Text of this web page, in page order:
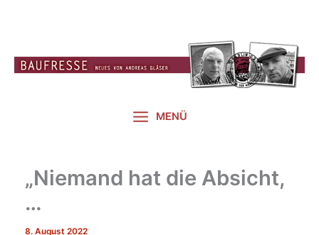
MENÜ
„Niemand hat die Absicht,
…
8. August 2022